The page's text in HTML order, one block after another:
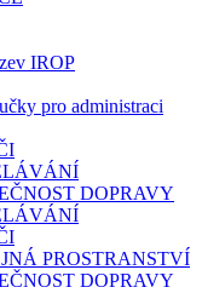
IROP
pro administraci
DOPRAVY
PROSTRANSTVÍ
DOPRAVY